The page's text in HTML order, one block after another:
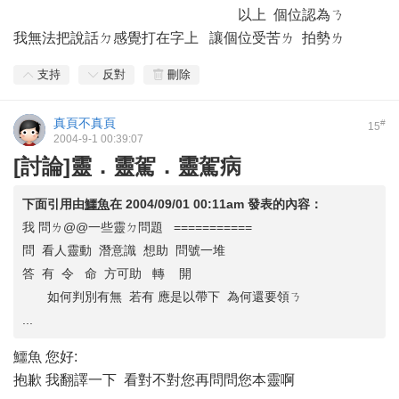
以上 個位認為ㄋ
我無法把說話ㄉ感覺打在字上 讓個位受苦ㄌ 拍勢ㄌ
支持 反對 刪除
15#
真頁不真頁
2004-9-1 00:39:07
[討論]靈．靈駕．靈駕病
下面引用由鱷魚在 2004/09/01 00:11am 發表的內容：
我 問ㄌ@@一些靈ㄉ問題 ===========
問 看人靈動 潛意識 想助 問號一堆
答 有 令 命 方可助 轉 開
如何判別有無 若有 應是以帶下 為何還要領ㄋ
鱷魚 您好:
抱歉 我翻譯一下 看對不對您再問問您本靈啊